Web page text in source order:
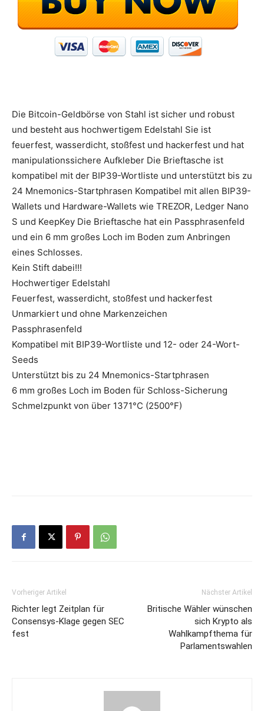
Die Bitcoin-Geldbörse von Stahl ist sicher und robust
und besteht aus hochwertigem Edelstahl Sie ist
feuerfest, wasserdicht, stoßfest und hackerfest und hat
manipulationssichere Aufkleber Die Brieftasche ist
kompatibel mit der BIP39-Wortliste und unterstützt bis zu
24 Mnemonics-Startphrasen Kompatibel mit allen BIP39-
Wallets und Hardware-Wallets wie TREZOR, Ledger Nano
S und KeepKey Die Brieftasche hat ein Passphrasenfeld
und ein 6 mm großes Loch im Boden zum Anbringen
eines Schlosses.
Kein Stift dabei!!!
Hochwertiger Edelstahl
Feuerfest, wasserdicht, stoßfest und hackerfest
Unmarkiert und ohne Markenzeichen
Passphrasenfeld
Kompatibel mit BIP39-Wortliste und 12- oder 24-Wort-
Seeds
Unterstützt bis zu 24 Mnemonics-Startphrasen
6 mm großes Loch im Boden für Schloss-Sicherung
Schmelzpunkt von über 1371°C (2500°F)
Vorheriger Artikel
Richter legt Zeitplan für
Consensys-Klage gegen SEC
fest
Nächster Artikel
Britische Wähler wünschen
sich Krypto als
Wahlkampfthema für
Parlamentswahlen